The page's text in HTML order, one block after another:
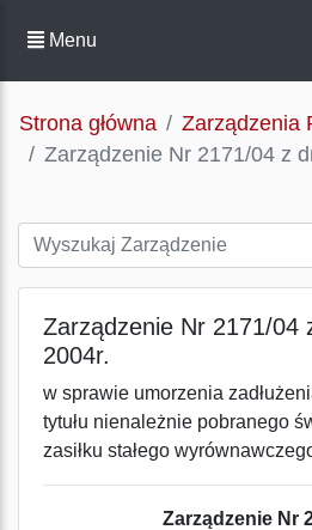
Menu
Strona główna
Zarządzenia
Zarządzenie Nr 2171/04 z
Zarządzenie Nr 2171/04
2004r.
w sprawie umorzenia
tytułu nienależnie pobranego
zasiłku stałego
Zarządzenie Nr